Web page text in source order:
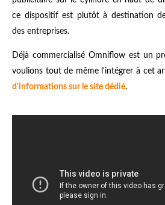
ce dispositif est plutôt à destination
des entreprises.
Déjà commercialisé Omniflow est un
voulions tout de même l'intégrer à cet
d'informations sur le site dédié.